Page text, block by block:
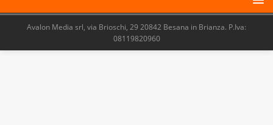
Avalon Media srl, via Brioschi, 29 20842 Besana in Brianza. P.Iva:
08119820960